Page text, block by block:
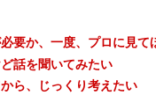
要か、一度、プロに見て
話を聞いてみたい
ら、じっくり考えたい